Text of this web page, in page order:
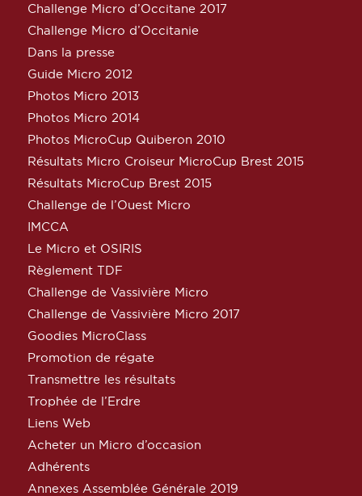
Challenge Micro d’Occitane 2017
Challenge Micro d’Occitanie
Dans la presse
Guide Micro 2012
Photos Micro 2013
Photos Micro 2014
Photos MicroCup Quiberon 2010
Résultats Micro Croiseur MicroCup Brest 2015
Résultats MicroCup Brest 2015
Challenge de l’Ouest Micro
IMCCA
Le Micro et OSIRIS
Règlement TDF
Challenge de Vassivière Micro
Challenge de Vassivière Micro 2017
Goodies MicroClass
Promotion de régate
Transmettre les résultats
Trophée de l’Erdre
Liens Web
Acheter un Micro d’occasion
Adhérents
Annexes Assemblée Générale 2019